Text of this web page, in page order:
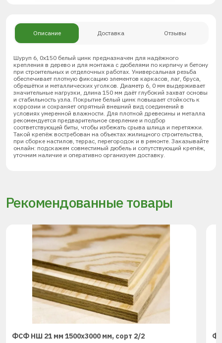
Описание Доставка Отзывы
Шуруп 6, 0х150 белый цинк предназначен для надёжного
крепления в дерево и для монтажа с дюбелями по кирпичу и бетону
при строительных и отделочных работах. Универсальная резьба
обеспечивает плотную фиксацию элементов каркасов, лаг, бруса,
обрешётки и металлических уголков. Диаметр 6, 0 мм выдерживает
значительные нагрузки, длина 150 мм даёт глубокий захват основы
и стабильность узла. Покрытие белый цинк повышает стойкость к
коррозии и сохраняет опрятный внешний вид соединений в
условиях умеренной влажности. Для плотной древесины и металла
рекомендуется предварительное сверление и подбор
соответствующей биты, чтобы избежать срыва шлица и перетяжки.
Такой крепёж востребован на объектах жилищного строительства,
при сборке настилов, террас, перегородок и в ремонте. Заказывайте
онлайн: подскажем совместимый дюбель и сопутствующий крепёж,
уточним наличие и оперативно организуем доставку.
Рекомендованные товары
ФСФ НШ 21 мм 1500х3000 мм, сорт 2/2